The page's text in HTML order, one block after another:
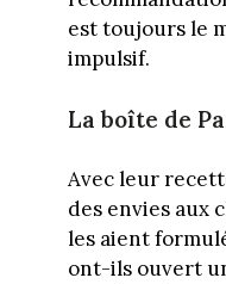
est toujours le
impulsif.
La boîte de
Avec leur
des envies aux
les aient
ont-ils ouvert